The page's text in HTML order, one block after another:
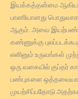
இயக்கத்தன்மை
பாணியானது பொதுவாக
ஆகும். அவை
கண்ணுக்கு
எனினும் உருவங்கள்
ஒரு வகையில் குப்தர்
பண்புகளை
முயற்சிப்பதோடு